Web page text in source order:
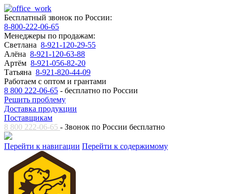
Бесплатный звонок по России:
8-800-222-06-65
Менеджеры по продажам:
Светлана 8-921-120-29-55
Алёна 8-921-120-63-88
Артём 8-921-056-82-20
Татьяна 8-921-820-44-09
Работаем с оптом и грантами
8 800 222-06-65 - бесплатно по России
Решить проблему
Доставка продукции
Поставщикам
8 800 222-06-65 - Звонок по России бесплатно
Перейти к навигации Перейти к содержимому